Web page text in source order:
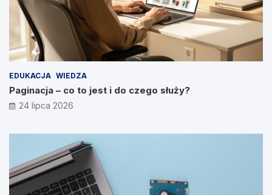
EDUKACJA WIEDZA
Paginacja – co to jest i do czego służy?
24 lipca 2026